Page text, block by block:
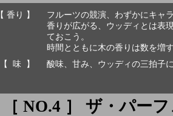
【 香り 】
フルーツの競演、わずかにキャ
香りが広がる、ウッディとは表
ておこう。
時間とともに木の香りは数を増
【 味 】
酸味、甘み、ウッディの三拍子
［ NO.4 ］ ザ・パー